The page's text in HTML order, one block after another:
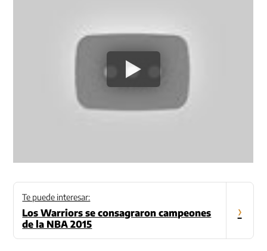
Te puede interesar:
Los Warriors se consagraron campeones
de la NBA 2015
›